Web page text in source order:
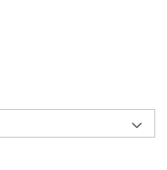
75 IE, cupru (3b405):
: alte ingrediente